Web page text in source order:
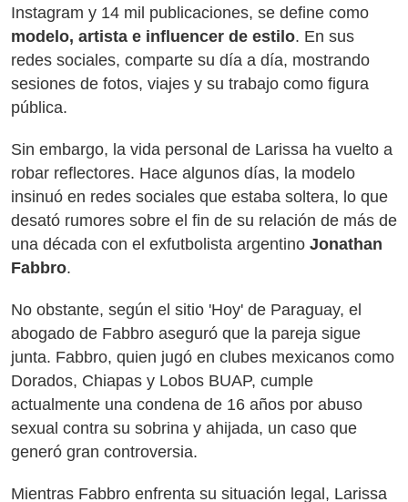
Instagram y 14 mil publicaciones, se define como
modelo, artista e influencer de estilo. En sus
redes sociales, comparte su día a día, mostrando
sesiones de fotos, viajes y su trabajo como figura
pública.
Sin embargo, la vida personal de Larissa ha vuelto a
robar reflectores. Hace algunos días, la modelo
insinuó en redes sociales que estaba soltera, lo que
desató rumores sobre el fin de su relación de más de
una década con el exfutbolista argentino Jonathan
Fabbro.
No obstante, según el sitio 'Hoy' de Paraguay, el
abogado de Fabbro aseguró que la pareja sigue
junta. Fabbro, quien jugó en clubes mexicanos como
Dorados, Chiapas y Lobos BUAP, cumple
actualmente una condena de 16 años por abuso
sexual contra su sobrina y ahijada, un caso que
generó gran controversia.
Mientras Fabbro enfrenta su situación legal, Larissa